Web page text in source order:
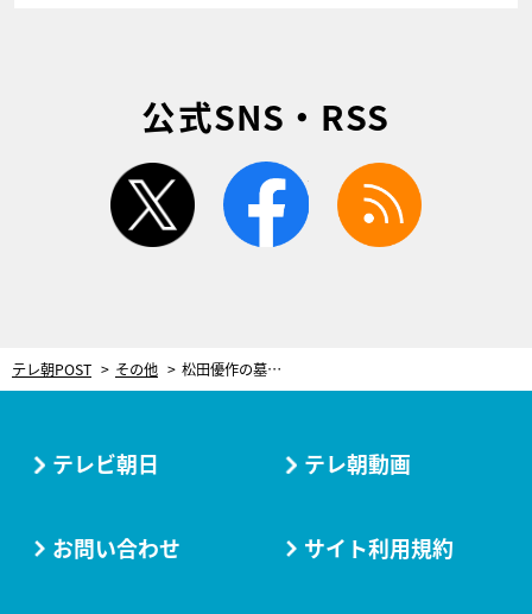
公式SNS・RSS
twitter facebook
テレ朝POST その他 松田優作の墓前に報告も。斎藤工が演じる『探偵物語』は「えらくカッコいい」
テレビ朝日 テレ朝動画
お問い合わせ サイト利用規約